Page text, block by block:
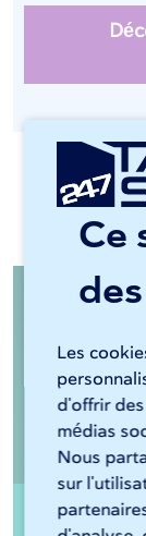
Ce
Les
d'offrir
médias
Nous
sur
Tube